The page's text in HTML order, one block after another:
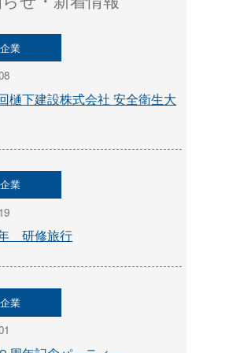
企業
樋下建設株式会社 安全衛生大
企業
研修旅行
企業